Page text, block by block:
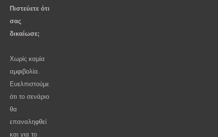
Πιστεύετε ότι
σας
δικαίωσε;
Χωρίς καμία
αμφιβολία.
Ευελπιστούμε
ότι το σενάριο
θα
επαναληφθεί
και για το